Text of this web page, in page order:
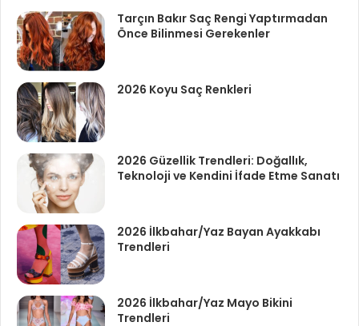
Tarçın Bakır Saç Rengi Yaptırmadan
Önce Bilinmesi Gerekenler
2026 Koyu Saç Renkleri
2026 Güzellik Trendleri: Doğallık,
Teknoloji ve Kendini İfade Etme Sanatı
2026 İlkbahar/Yaz Bayan Ayakkabı
Trendleri
2026 İlkbahar/Yaz Mayo Bikini
Trendleri